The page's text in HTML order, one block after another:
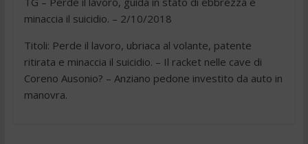
minaccia il suicidio. – 2/10/2018
Titoli: Perde il lavoro, ubriaca al volante, patente
ritirata e minaccia il suicidio. – Il racket nelle cave di
Coreno Ausonio? – Anziano pedone investito da auto in
manovra.